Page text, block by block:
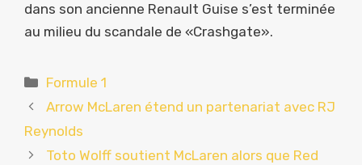
dans son ancienne Renault Guise s’est terminée
au milieu du scandale de «Crashgate».
Catégories
Formule 1
Arrow McLaren étend un partenariat avec RJ
Reynolds
Toto Wolff soutient McLaren alors que Red